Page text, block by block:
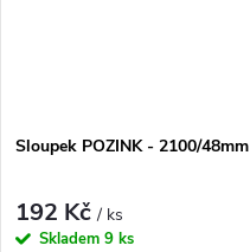
Sloupek POZINK - 2100/48mm
192 Kč/ ks
Skladem 9 ks